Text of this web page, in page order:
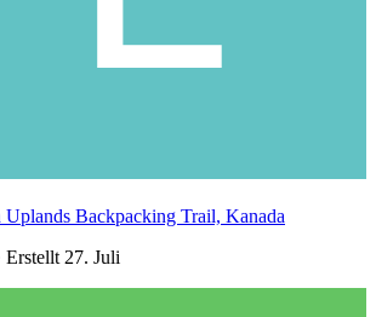
Uplands Backpacking Trail, Kanada
Erstellt 27. Juli